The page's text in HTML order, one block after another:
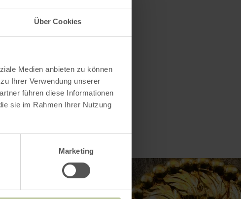
Über Cookies
Medien anbieten zu können
Ihrer Verwendung unserer
führen diese Informationen
sie im Rahmen Ihrer Nutzung
Marketing